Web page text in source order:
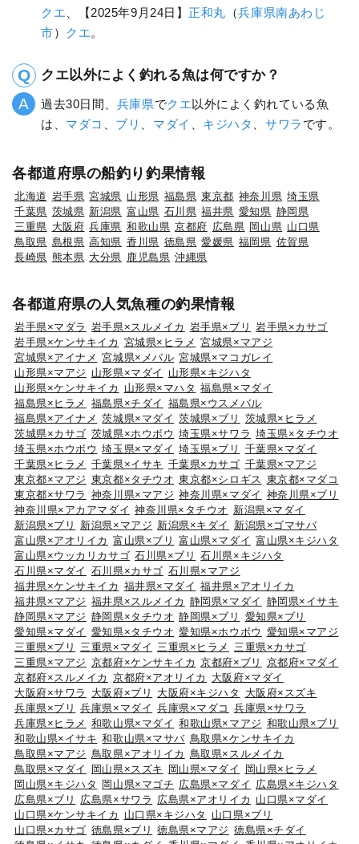
クエ 、【2025年9月24日】 正和丸 （兵庫県南あわじ
市） クエ。
クエ以外によく釣れる魚は何ですか？
過去30日間、 兵庫県でクエ以外によく釣れている魚
は、 マダコ ブリ マダイ キジハタ サワラ です。
各都道府県の船釣り釣果情報
北海道 岩手県 宮城県 山形県 福島県 東京都 神奈川県 埼玉県
千葉県 茨城県 新潟県 富山県 石川県 福井県 愛知県 静岡県
三重県 大阪府 兵庫県 和歌山県 京都府 広島県 岡山県 山口県
鳥取県 島根県 高知県 香川県 徳島県 愛媛県 福岡県 佐賀県
長崎県 熊本県 大分県 鹿児島県 沖縄県
各都道府県の人気魚種の釣果情報
岩手県×マダラ 岩手県×スルメイカ 岩手県×ブリ
岩手県×カサゴ
岩手県×ケンサキイカ 宮城県×ヒラメ 宮城県×マアジ
宮城県×アイナメ 宮城県×メバル 宮城県×マコガレイ
山形県×マアジ 山形県×マダイ
山形県×キジハタ
山形県×ケンサキイカ
山形県×マハタ 福島県×マダイ
福島県×ヒラメ 福島県×チダイ 福島県×ウスメバル
福島県×アイナメ 茨城県×マダイ 茨城県×ブリ
茨城県×ヒラメ
茨城県×カサゴ 茨城県×ホウボウ 埼玉県×サワラ 埼玉県×タチウオ
埼玉県×ホウボウ 埼玉県×マダイ 埼玉県×ブリ
千葉県×マダイ
千葉県×ヒラメ 千葉県×イサキ 千葉県×カサゴ 千葉県×マアジ
東京都×マアジ 東京都×タチウオ 東京都×シロギス 東京都×マダコ
東京都×サワラ 神奈川県×マアジ 神奈川県×マダイ 神奈川県×ブリ
神奈川県×アカアマダイ 神奈川県×タチウオ 新潟県×マダイ
新潟県×ブリ
新潟県×マアジ 新潟県×キダイ
新潟県×ゴマサバ
富山県×アオリイカ 富山県×ブリ 富山県×マダイ 富山県×キジハタ
富山県×ウッカリカサゴ 石川県×ブリ
石川県×キジハタ
石川県×マダイ 石川県×カサゴ 石川県×マアジ
福井県×ケンサキイカ 福井県×マダイ 福井県×アオリイカ
福井県×マアジ 福井県×スルメイカ 静岡県×マダイ 静岡県×イサキ
静岡県×マアジ 静岡県×タチウオ 静岡県×ブリ
愛知県×ブリ
愛知県×マダイ 愛知県×タチウオ 愛知県×ホウボウ 愛知県×マアジ
三重県×ブリ
三重県×マダイ 三重県×ヒラメ
三重県×カサゴ
三重県×マアジ 京都府×ケンサキイカ 京都府×ブリ
京都府×マダイ
京都府×スルメイカ 京都府×アオリイカ
大阪府×マダイ
大阪府×サワラ
大阪府×ブリ 大阪府×キジハタ
大阪府×スズキ
兵庫県×ブリ
兵庫県×マダイ 兵庫県×マダコ
兵庫県×サワラ
兵庫県×ヒラメ 和歌山県×マダイ 和歌山県×マアジ 和歌山県×ブリ
和歌山県×イサキ 和歌山県×マサバ 鳥取県×ケンサキイカ
鳥取県×マアジ 鳥取県×アオリイカ
鳥取県×スルメイカ
鳥取県×マダイ
岡山県×スズキ 岡山県×マダイ
岡山県×ヒラメ
岡山県×キジハタ
岡山県×マゴチ 広島県×マダイ 広島県×キジハタ
広島県×ブリ
広島県×サワラ 広島県×アオリイカ 山口県×マダイ
山口県×ケンサキイカ
山口県×キジハタ
山口県×ブリ
山口県×カサゴ 徳島県×ブリ 徳島県×マアジ 徳島県×チダイ